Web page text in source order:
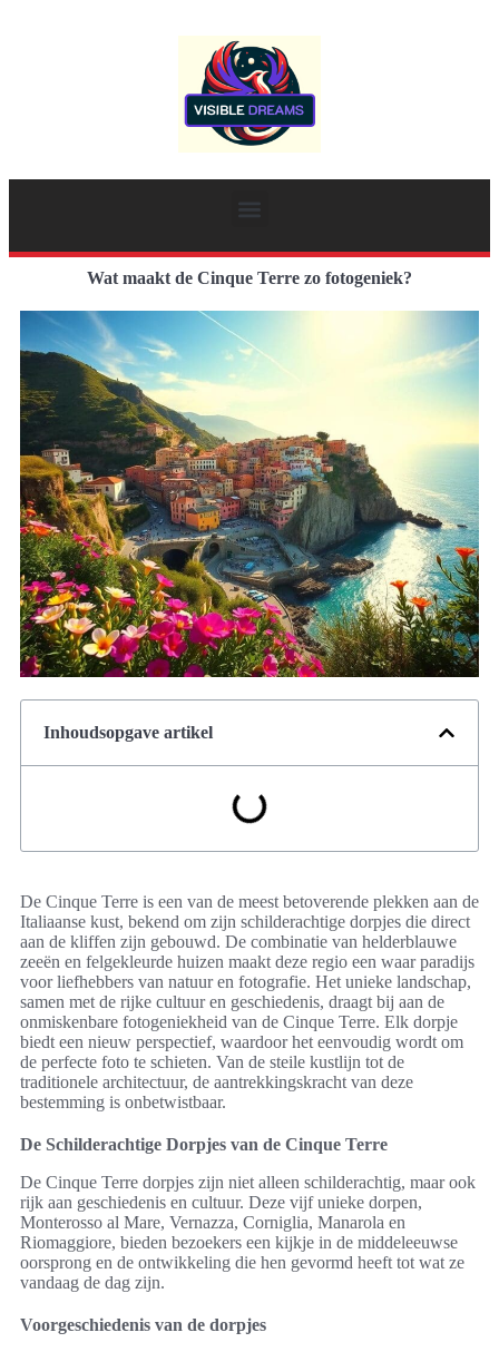
Wat maakt de Cinque Terre zo fotogeniek?
Inhoudsopgave artikel
De Cinque Terre is een van de meest betoverende plekken aan de
Italiaanse kust, bekend om zijn schilderachtige dorpjes die direct
aan de kliffen zijn gebouwd. De combinatie van helderblauwe
zeeën en felgekleurde huizen maakt deze regio een waar paradijs
voor liefhebbers van natuur en fotografie. Het unieke landschap,
samen met de rijke cultuur en geschiedenis, draagt bij aan de
onmiskenbare fotogeniekheid van de Cinque Terre. Elk dorpje
biedt een nieuw perspectief, waardoor het eenvoudig wordt om
de perfecte foto te schieten. Van de steile kustlijn tot de
traditionele architectuur, de aantrekkingskracht van deze
bestemming is onbetwistbaar.
De Schilderachtige Dorpjes van de Cinque Terre
De Cinque Terre dorpjes zijn niet alleen schilderachtig, maar ook
rijk aan geschiedenis en cultuur. Deze vijf unieke dorpen,
Monterosso al Mare, Vernazza, Corniglia, Manarola en
Riomaggiore, bieden bezoekers een kijkje in de middeleeuwse
oorsprong en de ontwikkeling die hen gevormd heeft tot wat ze
vandaag de dag zijn.
Voorgeschiedenis van de dorpjes